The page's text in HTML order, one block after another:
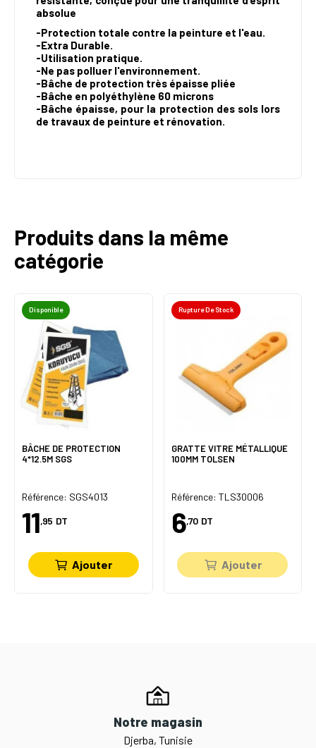
absolue
-Protection totale contre la peinture et l'eau.
-Extra Durable.
-Utilisation pratique.
-Ne pas polluer l'environnement.
-Bâche de protection très épaisse pliée
-Bâche en polyéthylène 60 microns
-Bâche épaisse, pour la protection des sols lors
de travaux de peinture et rénovation.
Produits dans la même
catégorie
Disponible
BÂCHE DE PROTECTION
4*12.5M SGS
Référence: SGS4013
11,95 DT
Ajouter
Rupture De Stock
GRATTE VITRE MÉTALLIQUE
100MM TOLSEN
Référence: TLS30006
6,70 DT
Ajouter
Notre magasin
Djerba, Tunisie